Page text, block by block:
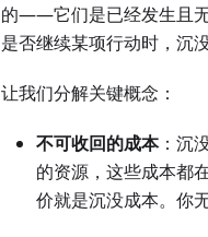
的——它们是已经发生且
是否继续某项行动时，沉
让我们分解关键概念：
不可收回的成本：沉
的资源，这些成本都
价就是沉没成本。你